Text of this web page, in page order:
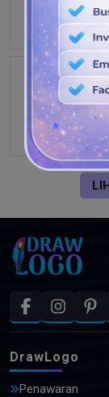
DrawLogo
Penawaran